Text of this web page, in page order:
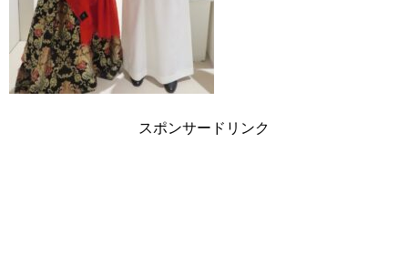
スポンサードリンク